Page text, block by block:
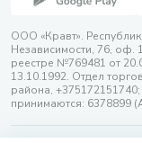
ООО «Кравт».
Независимости, 76, оф.
реестре №769481 от
13.10.1992. Отдел
района,
принимаются: 6378899